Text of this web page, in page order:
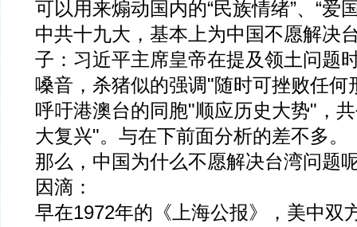
可以用来煽动国内的“民族情绪”、“爱
中共十九大，基本上为中国不愿解决
子：习近平主席皇帝在提及领土问题
嗓音，杀猪似的强调"随时可挫败任何
呼吁港澳台的同胞"顺应历史大势"，
大复兴"。与在下前面分析的差不多。
那么，中国为什么不愿解决台湾问题
因滴：
早在1972年的《上海公报》，美中双